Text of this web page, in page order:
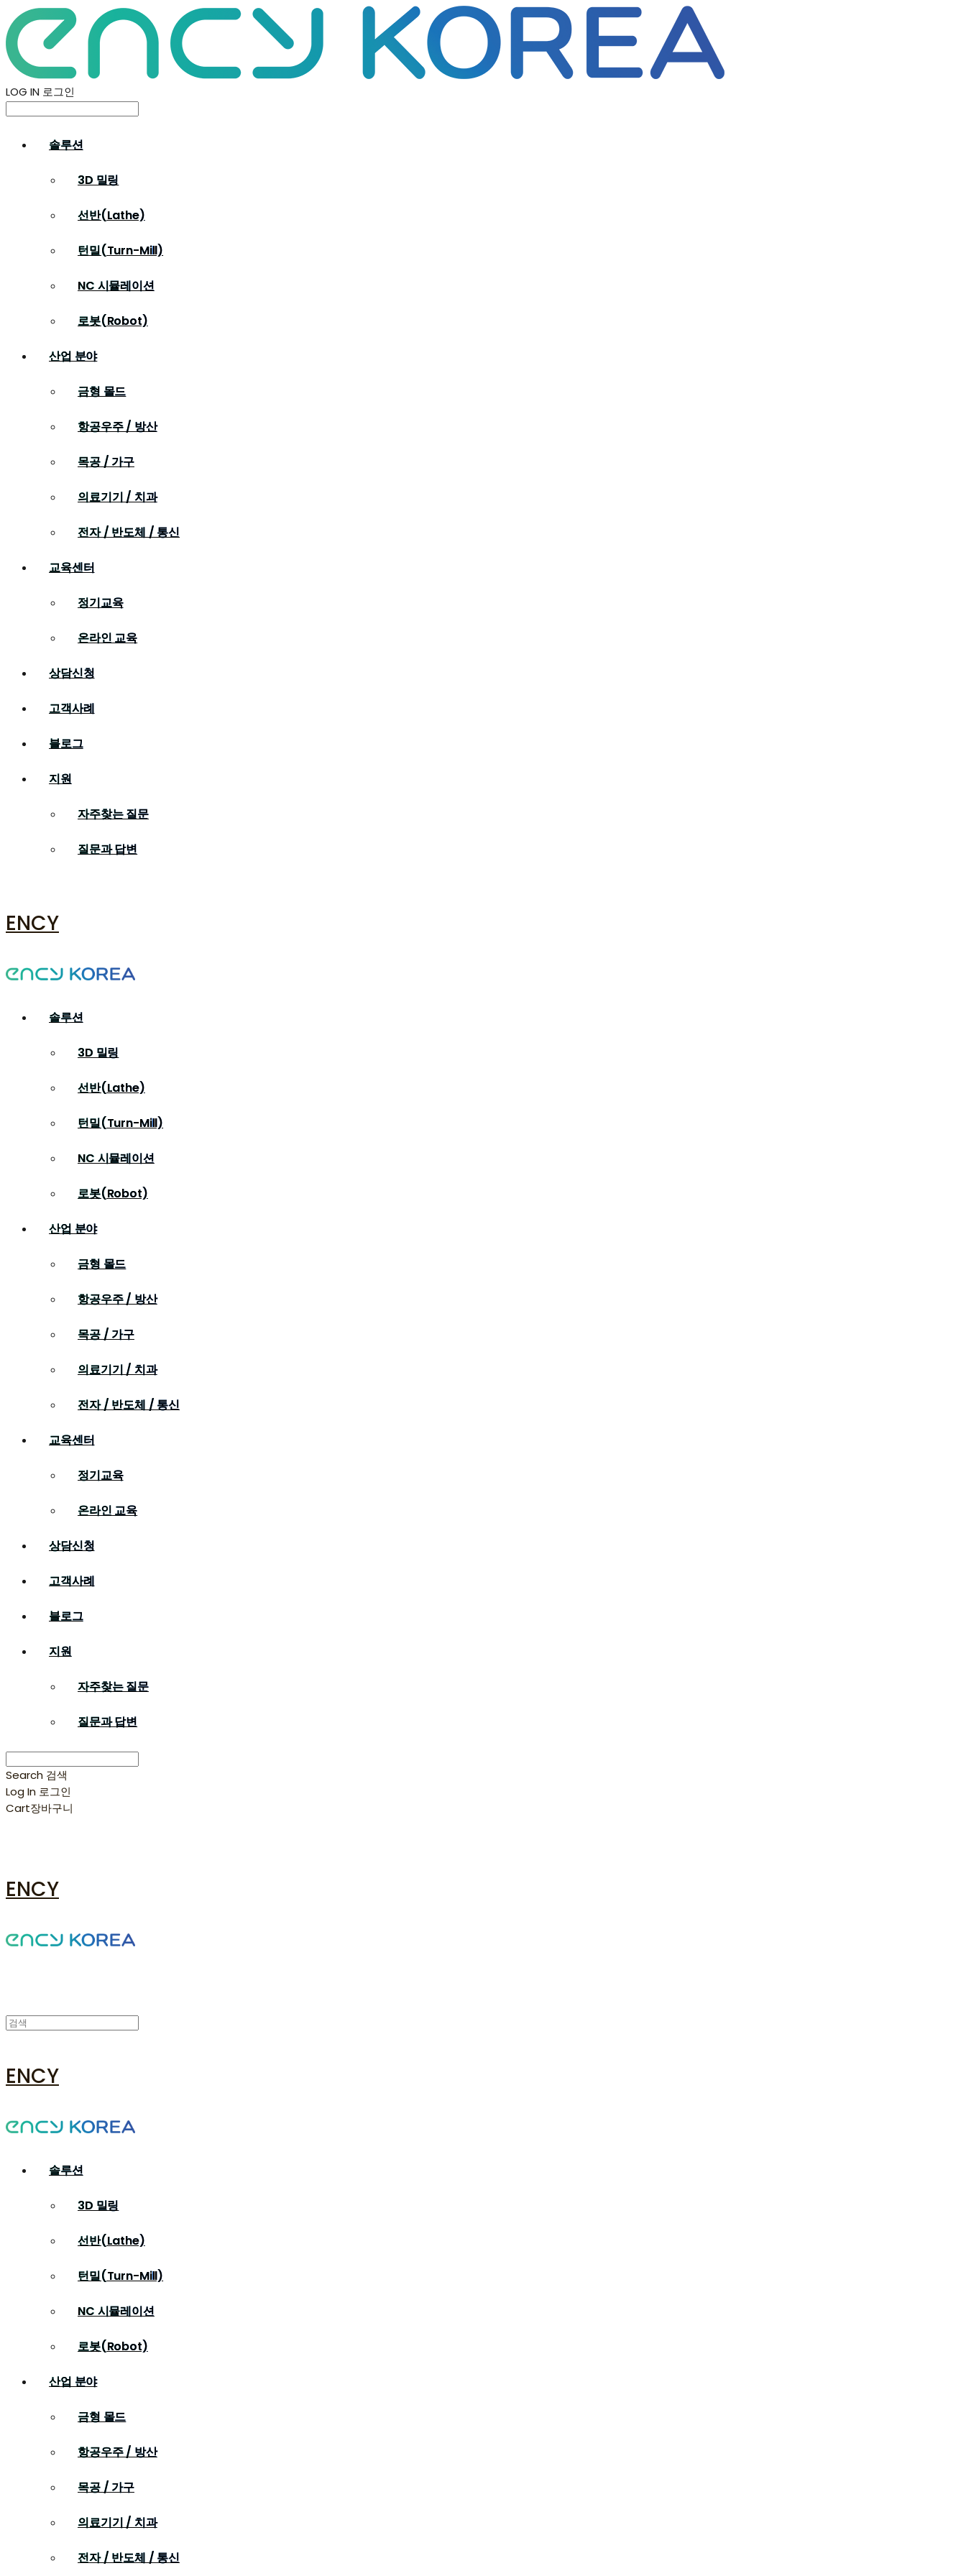
LOG IN 로그인
솔루션
3D 밀링
선반(Lathe)
턴밀(Turn-Mill)
NC 시뮬레이션
로봇(Robot)
산업 분야
금형 몰드
항공우주 / 방산
목공 / 가구
의료기기 / 치과
전자 / 반도체 / 통신
교육센터
정기교육
온라인 교육
상담신청
고객사례
블로그
지원
자주찾는 질문
질문과 답변
ENCY
솔루션
3D 밀링
선반(Lathe)
턴밀(Turn-Mill)
NC 시뮬레이션
로봇(Robot)
산업 분야
금형 몰드
항공우주 / 방산
목공 / 가구
의료기기 / 치과
전자 / 반도체 / 통신
교육센터
정기교육
온라인 교육
상담신청
고객사례
블로그
지원
자주찾는 질문
질문과 답변
Search 검색
Log In 로그인
Cart장바구니
ENCY
ENCY
솔루션
3D 밀링
선반(Lathe)
턴밀(Turn-Mill)
NC 시뮬레이션
로봇(Robot)
산업 분야
금형 몰드
항공우주 / 방산
목공 / 가구
의료기기 / 치과
전자 / 반도체 / 통신